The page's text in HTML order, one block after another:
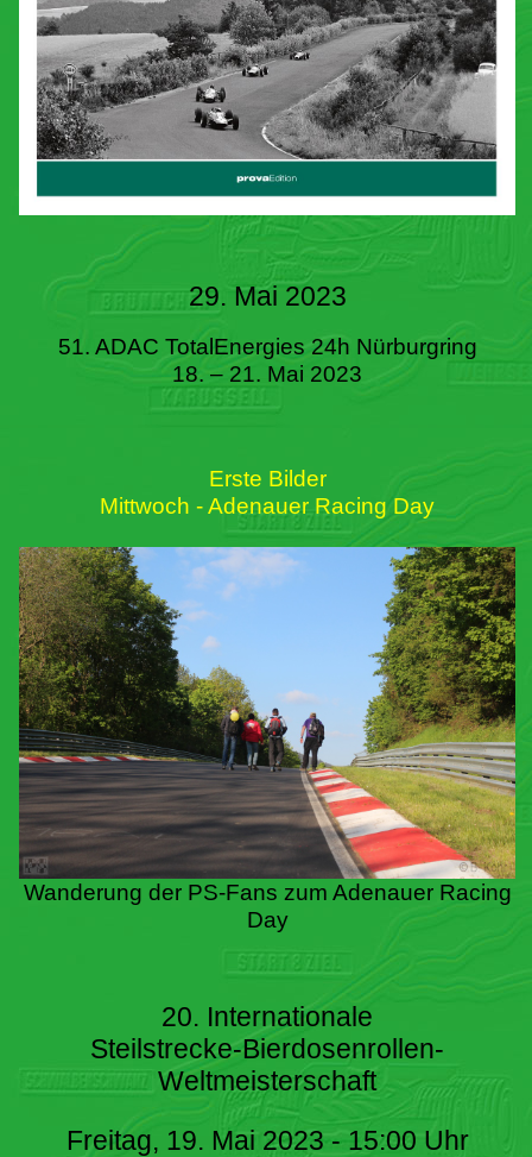
29. Mai 2023
51. ADAC TotalEnergies 24h Nürburgring
18. – 21. Mai 2023
Erste Bilder
Mittwoch - Adenauer Racing Day
Wanderung der PS-Fans zum Adenauer Racing
Day
20. Internationale
Steilstrecke-Bierdosenrollen-
Weltmeisterschaft
Freitag, 19. Mai 2023 - 15:00 Uhr